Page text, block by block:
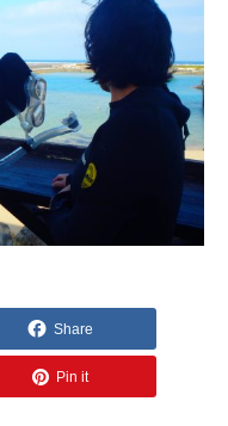
Share
Pin it